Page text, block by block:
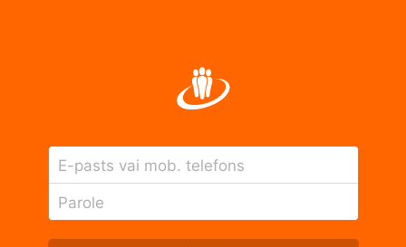
E-pasts vai mob. telefons
Parole